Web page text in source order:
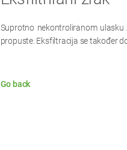
Suprotno nekontroliranom
propuste. Eksfiltracija se također
Go back